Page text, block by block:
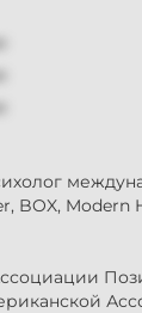
BOX, Modern